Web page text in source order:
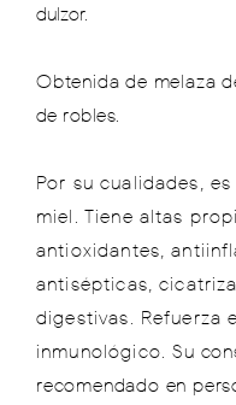
dulzor.
Obtenida de melaza
de robles.
Por su cualidades,
miel. Tiene altas
antioxidantes,
antisépticas,
digestivas. Refuerza
inmunológico.Su
recomendado en